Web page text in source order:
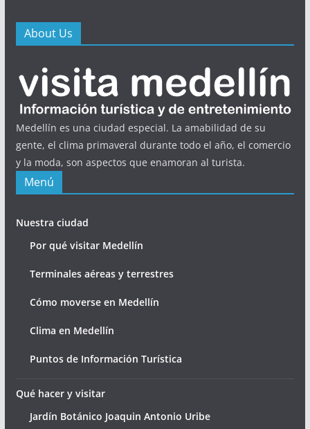
About Us
Medellín es una ciudad especial. La amabilidad de su
gente, el clima primaveral durante todo el año, el comercio
y la moda, son aspectos que enamoran al turista.
Menú
Nuestra ciudad
Por qué visitar Medellín
Terminales aéreas y terrestres
Cómo moverse en Medellín
Clima en Medellín
Puntos de Información Turística
Qué hacer y visitar
Jardín Botánico Joaquin Antonio Uribe